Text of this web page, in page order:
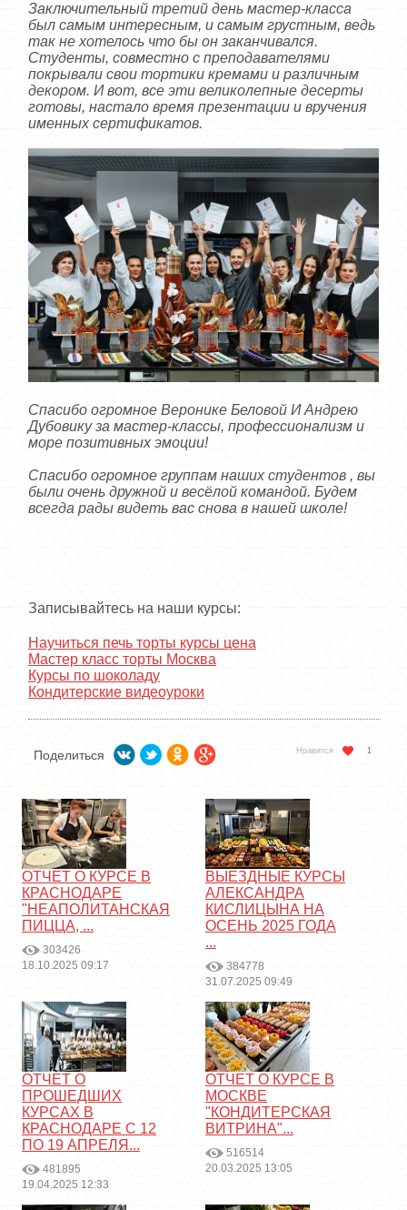
Заключительный третий день мастер-класса
был самым интересным, и самым грустным, ведь
так не хотелось что бы он заканчивался.
Студенты, совместно с преподавателями
покрывали свои тортики кремами и различным
декором. И вот, все эти великолепные десерты
готовы, настало время презентации и вручения
именных сертификатов.
Спасибо огромное Веронике Беловой И Андрею
Дубовику за мастер-классы, профессионализм и
море позитивных эмоции!
Спасибо огромное группам наших студентов , вы
были очень дружной и весёлой командой. Будем
всегда рады видеть вас снова в нашей школе!
Записывайтесь на наши курсы:
Научиться печь торты курсы цена
Мастер класс торты Москва
Курсы по шоколаду
Кондитерские видеоуроки
Поделиться Нравится 1
ОТЧЕТ О КУРСЕ В
КРАСНОДАРЕ
"НЕАПОЛИТАНСКАЯ
ПИЦЦА, ...
303426
18.10.2025 09:17
ВЫЕЗДНЫЕ КУРСЫ
АЛЕКСАНДРА
КИСЛИЦЫНА НА
ОСЕНЬ 2025 ГОДА
...
384778
31.07.2025 09:49
ОТЧЕТ О
ПРОШЕДШИХ
КУРСАХ В
КРАСНОДАРЕ С 12
ПО 19 АПРЕЛЯ...
481895
19.04.2025 12:33
ОТЧЕТ О КУРСЕ В
МОСКВЕ
"КОНДИТЕРСКАЯ
ВИТРИНА"...
516514
20.03.2025 13:05